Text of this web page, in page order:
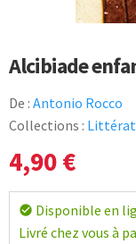
Alcibiade
De : Antonio Rocco
Collections :
4,90€
check_circle Disponible en
Livré chez vous à